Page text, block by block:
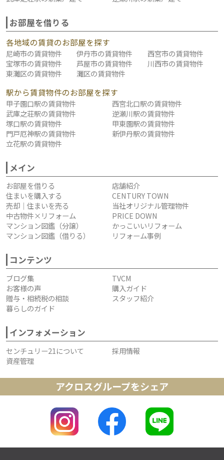
お部屋を借りる
各地域の賃貸のお部屋を探す
尼崎市の賃貸物件 伊丹市の賃貸物件
西宮市の賃貸物件
宝塚市の賃貸物件
芦屋市の賃貸物件
川西市の賃貸物件
東灘区の賃貸物件
灘区の賃貸物件
駅から賃貸物件のお部屋を探す
甲子園口駅の賃貸物件
西宮北口駅の賃貸物件
武庫之荘駅の賃貸物件
逆瀬川駅の賃貸物件
塚口駅の賃貸物件
甲東園駅の賃貸物件
門戸厄神駅の賃貸物件
新伊丹駅の賃貸物件
立花駅の賃貸物件
メイン
お部屋を借りる
店舗紹介
住まいを購入する
CENTURY TOWN
売却｜住まいを売る
当社オリジナル管理物件
中古物件×リフォーム
PRICE DOWN
マンション図鑑（分譲）
かっこいいリフォーム
マンション図鑑（借りる）
リフォーム事例
コンテンツ
ブログ集
TVCM
お客様の声
購入ガイド
贈与・相続税の相談
スタッフ紹介
暮らしのガイド
インフォメーション
センチュリー21について
採用情報
資産管理
アクロスグループをシェア